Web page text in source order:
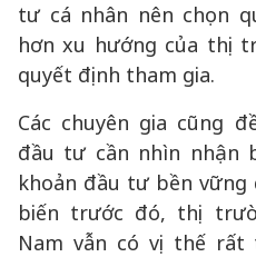
tư cá nhân nên chọn
hơn xu hướng của thị
quyết định tham gia.
Các chuyên gia cũng
đầu tư cần nhìn nhận
khoản đầu tư bền vững
biến trước đó, thị
Nam vẫn có vị thế